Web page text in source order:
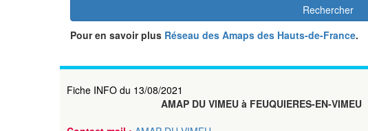
Rechercher
Pour en savoir plus Réseau des Amaps des Hauts-de-France.
Fiche INFO du 13/08/2021
AMAP DU VIMEU à FEUQUIERES-EN-VIMEU